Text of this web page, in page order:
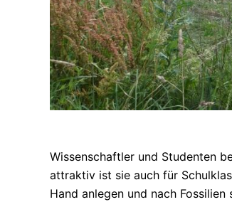
Wissenschaftler und Studenten
attraktiv ist sie auch für
Hand anlegen und nach Fossilien